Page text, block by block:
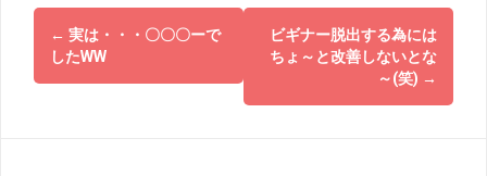
投
稿
← 実は・・・〇〇〇ーで
したWW
ビギナー脱出する為には
ちょ～と改善しないとな
～(笑) →